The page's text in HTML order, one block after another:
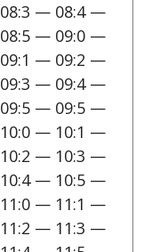
08:3 — 08:4 —
08:5 — 09:0 —
09:1 — 09:2 —
09:3 — 09:4 —
09:5 — 09:5 —
10:0 — 10:1 —
10:2 — 10:3 —
10:4 — 10:5 —
11:0 — 11:1 —
11:2 — 11:3 —